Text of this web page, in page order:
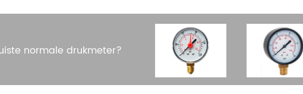
normale drukmeter?